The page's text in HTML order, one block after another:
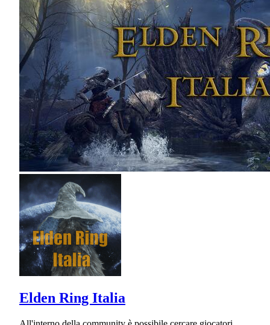
Elden Ring Italia